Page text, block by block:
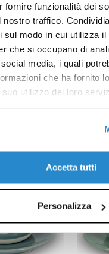
fornire funzionalità dei
nostro traffico.
sul modo in cui utilizza
che si occupano di
media, i quali
che ha fornito
utilizzo dei loro
Accetta tutti
Personalizza